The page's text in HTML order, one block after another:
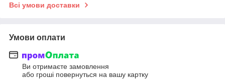
Всі умови доставки
Умови оплати
Ви отримаєте замовлення
або гроші повернуться на вашу картку